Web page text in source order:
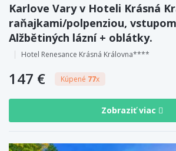
Karlove Vary v Hoteli Krásná
raňajkami/polpenziou,
Alžbětiných lázní + oblátky.
Hotel Renesance Krásná Královna****
147 € Kúpené 77x
Zobraziť viac